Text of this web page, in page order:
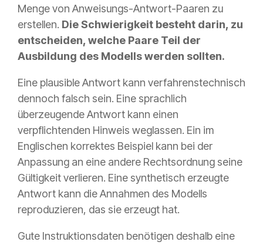
Menge von Anweisungs-Antwort-Paaren zu
erstellen. Die Schwierigkeit besteht darin, zu
entscheiden, welche Paare Teil der
Ausbildung des Modells werden sollten.
Eine plausible Antwort kann verfahrenstechnisch
dennoch falsch sein. Eine sprachlich
überzeugende Antwort kann einen
verpflichtenden Hinweis weglassen. Ein im
Englischen korrektes Beispiel kann bei der
Anpassung an eine andere Rechtsordnung seine
Gültigkeit verlieren. Eine synthetisch erzeugte
Antwort kann die Annahmen des Modells
reproduzieren, das sie erzeugt hat.
Gute Instruktionsdaten benötigen deshalb eine